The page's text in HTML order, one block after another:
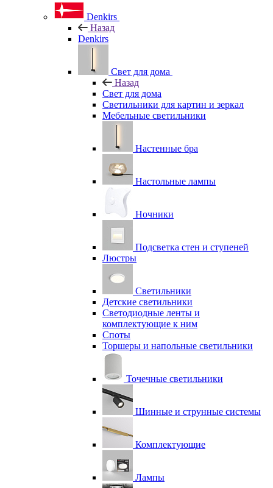
Denkirs
Назад
Denkirs
Свет для дома
Назад
Свет для дома
Светильники для картин и зеркал
Мебельные светильники
Настенные бра
Настольные лампы
Ночники
Подсветка стен и ступеней
Люстры
Светильники
Детские светильники
Светодиодные ленты и
комплектующие к ним
Споты
Торшеры и напольные светильники
Точечные светильники
Шинные и струнные системы
Комплектующие
Лампы